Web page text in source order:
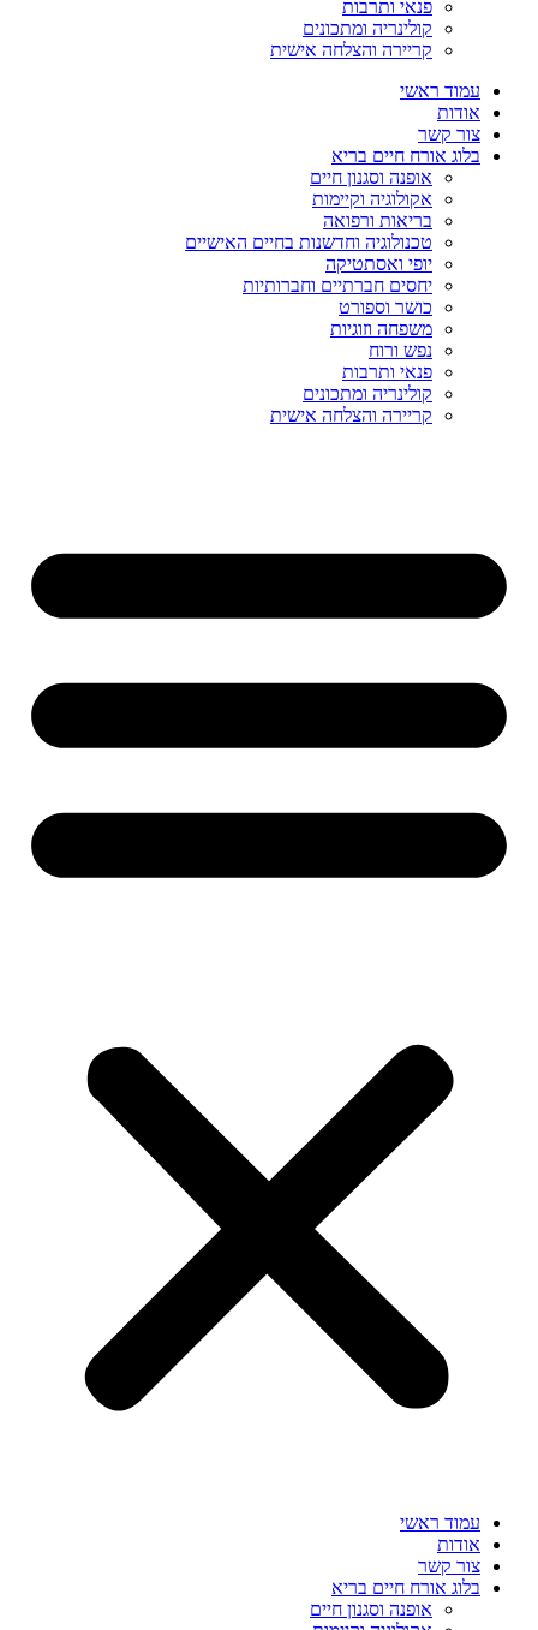
פנאי ותרבות
קולינריה ומתכונים
קריירה והצלחה אישית
עמוד ראשי
אודות
צור קשר
בלוג אורח חיים בריא
אופנה וסגנון חיים
אקולוגיה וקיימות
בריאות ורפואה
טכנולוגיה וחדשנות בחיים האישיים
יופי ואסתטיקה
יחסים חברתיים וחברותיות
כושר וספורט
משפחה וזוגיות
נפש ורוח
פנאי ותרבות
קולינריה ומתכונים
קריירה והצלחה אישית
עמוד ראשי
אודות
צור קשר
בלוג אורח חיים בריא
אופנה וסגנון חיים